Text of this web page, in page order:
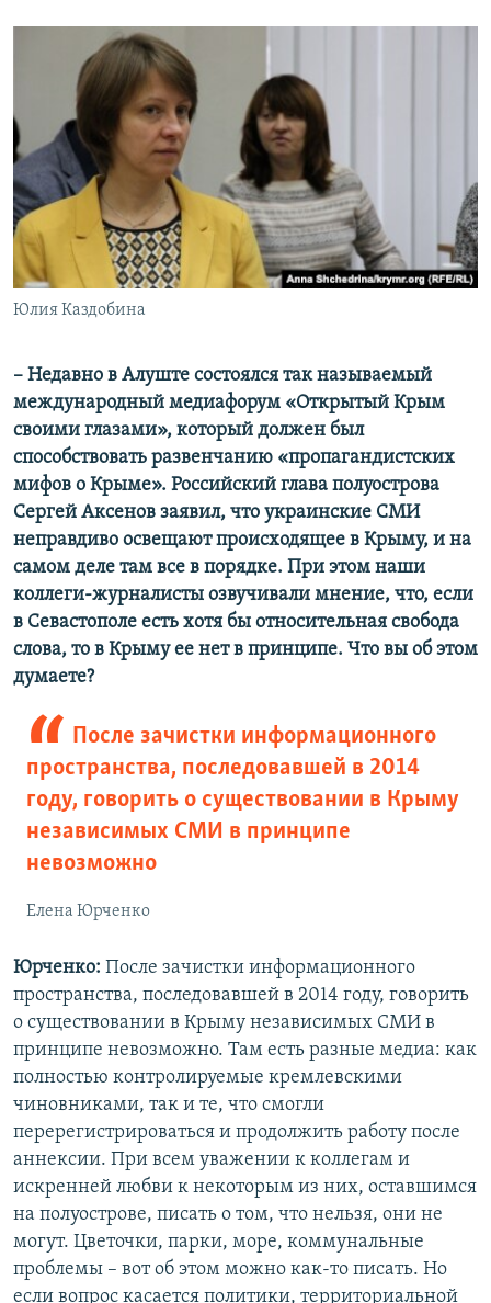
Юлия Каздобина
– Недавно в Алуште состоялся так называемый
международный медиафорум «Открытый Крым
своими глазами», который должен был
способствовать развенчанию «пропагандистских
мифов о Крыме». Российский глава полуострова
Сергей Аксенов заявил, что украинские СМИ
неправдиво освещают происходящее в Крыму, и на
самом деле там все в порядке. При этом наши
коллеги-журналисты озвучивали мнение, что, если
в Севастополе есть хотя бы относительная свобода
слова, то в Крыму ее нет в принципе. Что вы об этом
думаете?
После зачистки информационного
пространства, последовавшей в 2014
году, говорить о существовании в Крыму
независимых СМИ в принципе
невозможно
Елена Юрченко
Юрченко: После зачистки информационного
пространства, последовавшей в 2014 году, говорить
о существовании в Крыму независимых СМИ в
принципе невозможно. Там есть разные медиа: как
полностью контролируемые кремлевскими
чиновниками, так и те, что смогли
перерегистрироваться и продолжить работу после
аннексии. При всем уважении к коллегам и
искренней любви к некоторым из них, оставшимся
на полуострове, писать о том, что нельзя, они не
могут. Цветочки, парки, море, коммунальные
проблемы – вот об этом можно как-то писать. Но
если вопрос касается политики, территориальной